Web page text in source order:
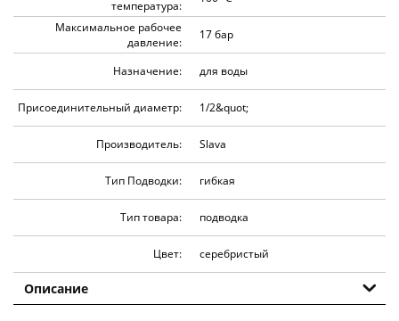
температура:
Максимальное рабочее
давление:
17 бар
Назначение: для воды
Присоединительный диаметр: 1/2&quot;
Производитель: Slava
Тип Подводки: гибкая
Тип товара: подводка
Цвет: серебристый
Описание